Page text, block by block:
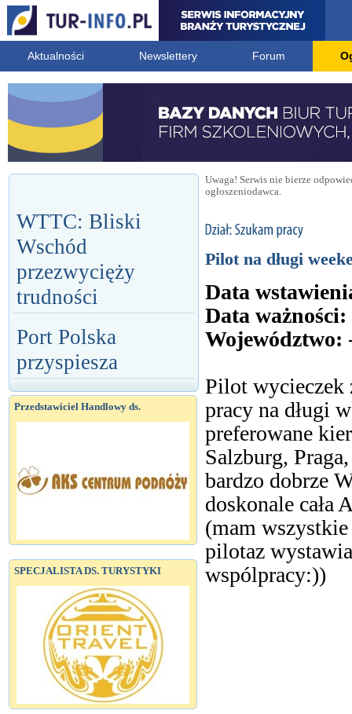
Aktualności Newslettery Forum
WTTC: Bliski
Wschód
przezwycięży
trudności
Port Polska
przyspiesza
Przedstawiciel Handlowy ds.
SPECJALISTA DS. TURYSTYKI
Uwaga! Serwis nie bierze
ogłoszeniodawca.
Pilot na długi
Data
Data ważności:
Województwo:
Pilot wycieczek
pracy na długi
preferowane
Salzburg,
bardzo dobrze
doskonale cała
(mam
pilotaz
wspólpracy:))